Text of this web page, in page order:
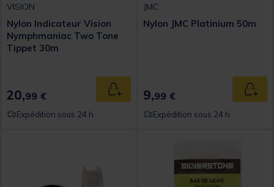
VISION
Nylon Indicateur Vision
Nymphmaniac Two Tone
Tippet 30m
20,99 € Ajouter au panier
Expédition sous 24 h
JMC
Nylon JMC Platinium 50m
9,99 €
Expédition sous 24 h